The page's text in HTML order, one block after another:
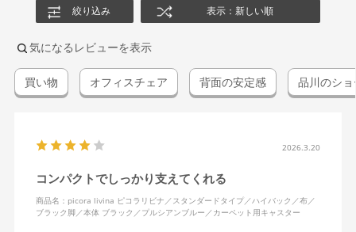
絞り込み 表示：新しい順
気になるレビューを表示
買い物 オフィスチェア 背面の安定感 品川のシ
2026.3.20
コンパクトでしっかり支えてくれる
商品名：picora livina ピコラリビナ／スタンダードタイプ／ハイバック／布／
ブラック脚／本体 ブラック／プルシアンブルー／カーペット用キャスター